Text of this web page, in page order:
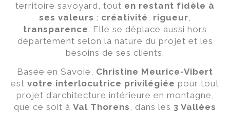
territoire savoyard, tout en restant fidèle à
ses valeurs : créativité , rigueur,
transparence. Elle se déplace aussi hors
département selon la nature du projet et les
besoins de ses clients.
Basée en Savoie, Christine Meurice-Vibert
est votre interlocutrice privilégiée pour tout
projet d’architecture intérieure en montagne,
que ce soit à Val Thorens , dans les 3 Vallées